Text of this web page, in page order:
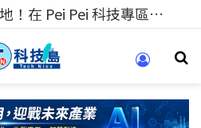
TECH+ 科技專區!